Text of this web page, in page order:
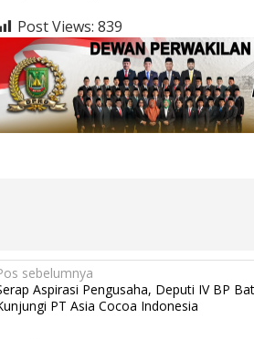
Post Views: 839
sebelumnya
Aspirasi Pengusaha, Deputi IV BP
PT Asia Cocoa Indonesia